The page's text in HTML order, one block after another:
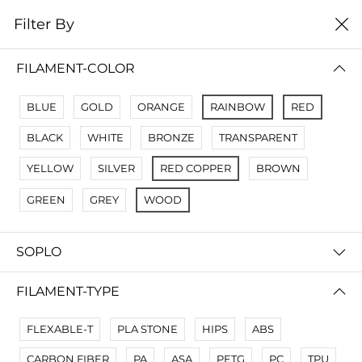
0
Filter By
FILAMENT-COLOR
BLUE GOLD ORANGE RAINBOW RED
BLACK WHITE BRONZE TRANSPARENT
YELLOW SILVER RED COPPER BROWN
GREEN GREY WOOD
SOPLO
FILAMENT-TYPE
FLEXABLE-T PLA STONE HIPS ABS
CARBON FIBER PA ASA PETG PC TPU